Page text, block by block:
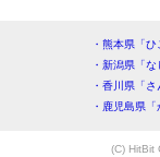
・熊本県「
・新潟県「
・香川県「
・鹿児島県
(C) HitBit